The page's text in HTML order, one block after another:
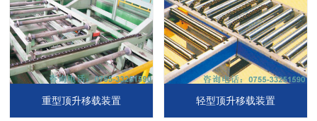
重型顶升移载装置 轻型顶升移载装置